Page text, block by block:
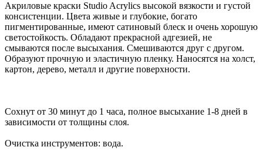
Акриловые краски Studio Acrylics высокой вязкости и густой
консистенции. Цвета живые и глубокие, богато
пигментированные, имеют сатиновый блеск и очень хорошую
светостойкость. Обладают прекрасной адгезией, не
смываются после высыхания. Смешиваются друг с другом.
Образуют прочную и эластичную пленку. Наносятся на холст,
картон, дерево, металл и другие поверхности.
Сохнут от 30 минут до 1 часа, полное высыхание 1-8 дней в
зависимости от толщины слоя.
Очистка инструментов: вода.